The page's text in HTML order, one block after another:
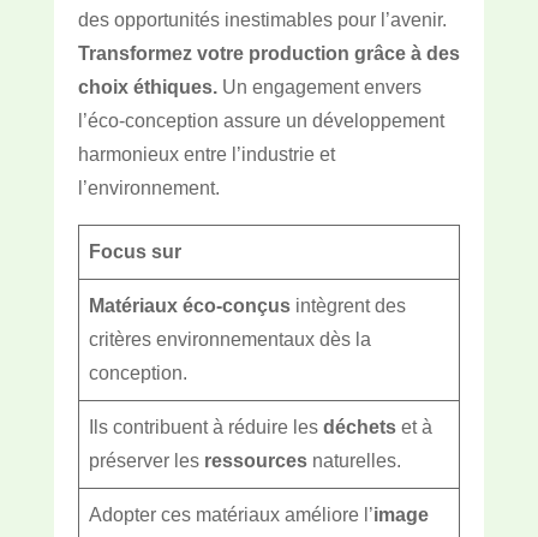
des opportunités inestimables pour l’avenir.
Transformez votre production grâce à des
choix éthiques.Un engagement envers
l’éco-conception assure un développement
harmonieux entre l’industrie et
l’environnement.
Focus sur
Matériaux éco-conçusintègrent des
critères environnementaux dès la
conception.
Ils contribuent à réduire les déchetset à
préserver les ressourcesnaturelles.
Adopter ces matériaux améliore l’image